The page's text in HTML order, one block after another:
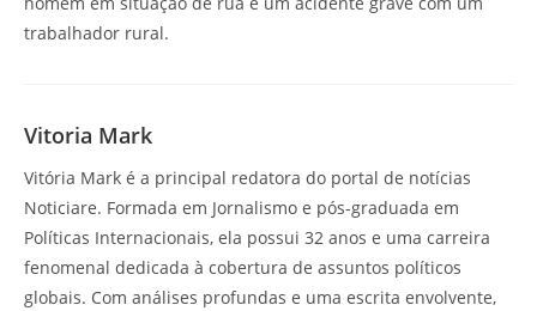
trabalhador rural.
Vitoria Mark
Vitória Mark é a principal redatora do portal de notícias
Noticiare. Formada em Jornalismo e pós-graduada em
Políticas Internacionais, ela possui 32 anos e uma carreira
fenomenal dedicada à cobertura de assuntos políticos
globais. Com análises profundas e uma escrita envolvente,